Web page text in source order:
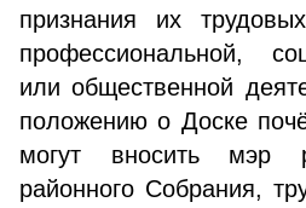
признания их
профессиональной,
или общественной
положению о Доске
могут вносить мэр
районного Собрания,